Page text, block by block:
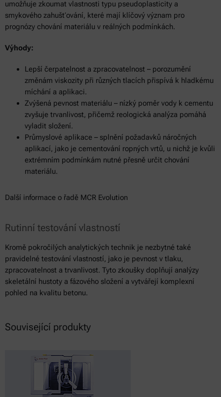
umožňuje zkoumat vlastnosti typu pseudoplasticity a
smykového zahušťování, které mají klíčový význam pro
prognózy chování materiálu v reálných podmínkách.
Výhody:
Lepší čerpatelnost a zpracovatelnost – porozumění
změnám viskozity při různých tlacích přispívá k hladkému
míchání a aplikaci.
Zvýšená pevnost materiálu – nízký poměr vody k cementu
zvyšuje trvanlivost, přičemž reologická analýza pomáhá
vyladit složení.
Průmyslové aplikace – splnění požadavků náročných
aplikací, jako je cementování ropných vrtů, u nichž je kvůli
extrémním podmínkám nutné přesně určit chování
materiálu.
Další informace o řadě MCR Evolution
Rutinní testování vlastností
Kromě pokročilých analytických technik je nezbytné také
pravidelné testování vlastností, jako je pevnost v tlaku,
zpracovatelnost a trvanlivost. Tyto zkoušky doplňují analýzy
skeletální hustoty a fázového složení a vytvářejí komplexní
pohled na kvalitu betonu.
Související produkty